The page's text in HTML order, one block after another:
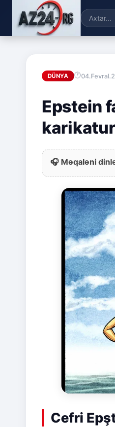
DÜNYA
Epstein
🎧 Məqaləni
Cefri